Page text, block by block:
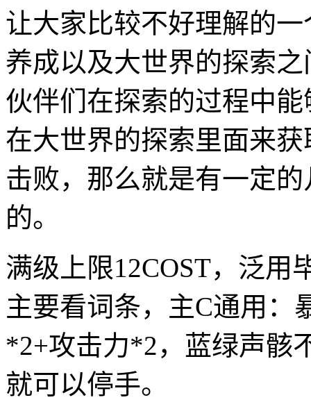
让大家比较不好理解的
养成以及大世界的探索
伙伴们在探索的过程中
在大世界的探索里面来
击败，那么就是有一定
的。
满级上限12COST，泛用
主要看词条，主C通用：
*2+攻击力*2，蓝绿声骸
就可以停手。